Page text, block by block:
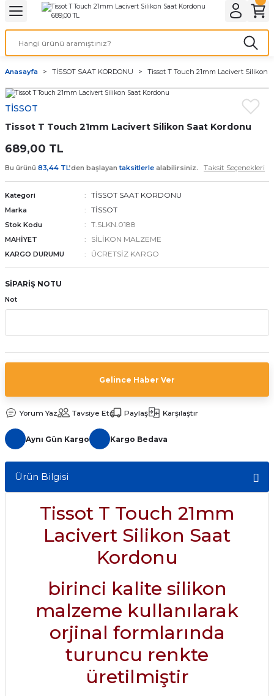
& ELEKTİRİK AYDINLATMA & ELEKTRİK
ve Cihaz Pilleri
ÇEŞİTLERİ
Pili
Kordon Çeşitleri
Kordonları
saat kordonu
Kordonları
Anasayfa TİSSOT SAAT KORDONU Tissot T Touch 21mm Lacivert Silikon
TİSSOT
Tissot T Touch 21mm Lacivert Silikon Saat Kordonu
689,00 TL
Bu ürünü 83,44 TL’den başlayantaksitlerle alabilirsiniz. Taksit Seçenekleri
Kategori TİSSOT SAAT KORDONU
Marka TİSSOT
Stok Kodu T.SLKN.0188
MAHİYET SİLİKON MALZEME
KARGO DURUMU ÜCRETSİZ KARGO
SİPARİŞ NOTU
Not
Gelince Haber Ver
Yorum Yaz Tavsiye Et Paylaş Karşılaştır
Aynı Gün Kargo Kargo Bedava
Ürün Bilgisi
Tissot T Touch 21mm
Lacivert Silikon Saat
Kordonu
birinci kalite silikon
malzeme kullanılarak
orjinal formlarında
turuncu renkte
üretilmiştir